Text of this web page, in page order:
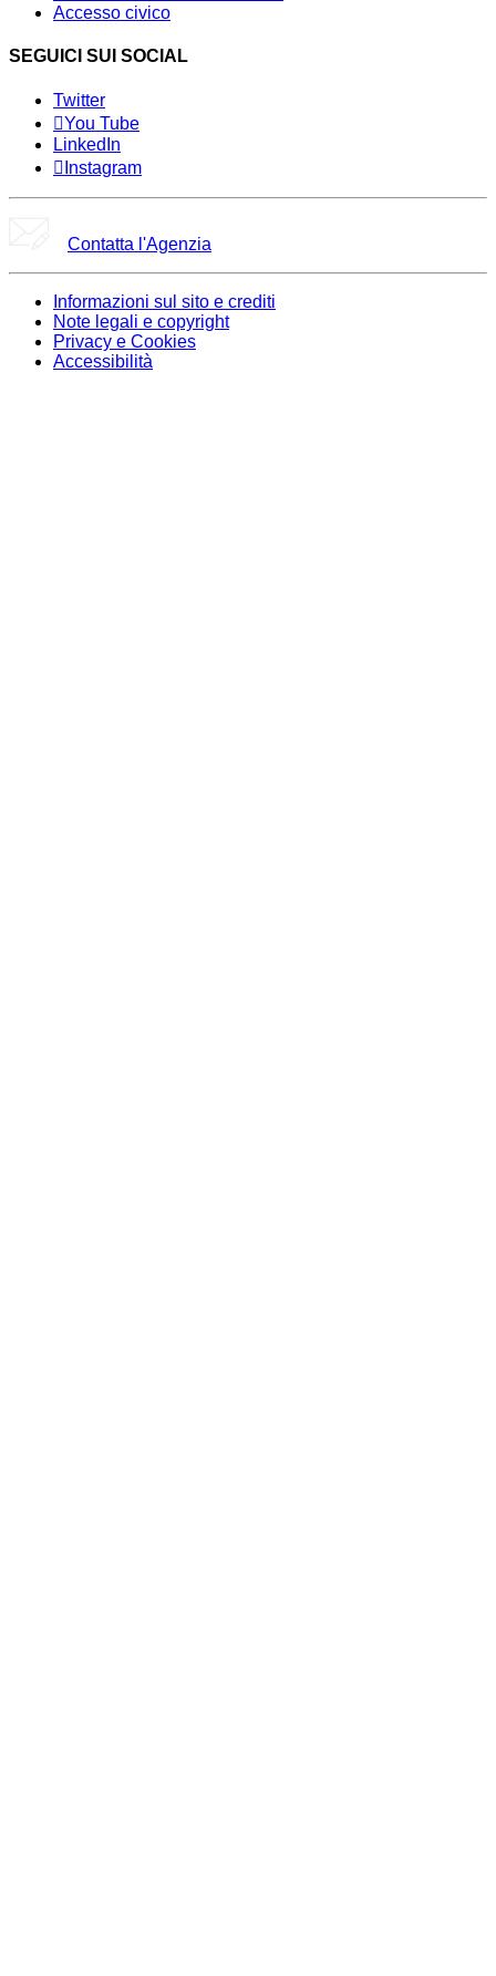
Accesso civico
SEGUICI SUI SOCIAL
Twitter
You Tube
LinkedIn
Instagram
Contatta l'Agenzia
Informazioni sul sito e crediti
Note legali e copyright
Privacy e Cookies
Accessibilità